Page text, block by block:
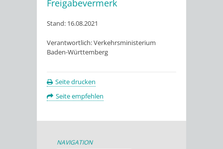
Freigabevermerk
Stand: 16.08.2021
Verantwortlich: Verkehrsministerium
Baden-Württemberg
Seite drucken
Seite empfehlen
NAVIGATION